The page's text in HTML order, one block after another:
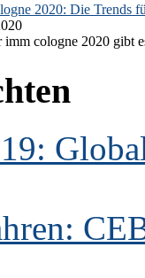
2020: Die Trends
imm cologne 2020 gibt